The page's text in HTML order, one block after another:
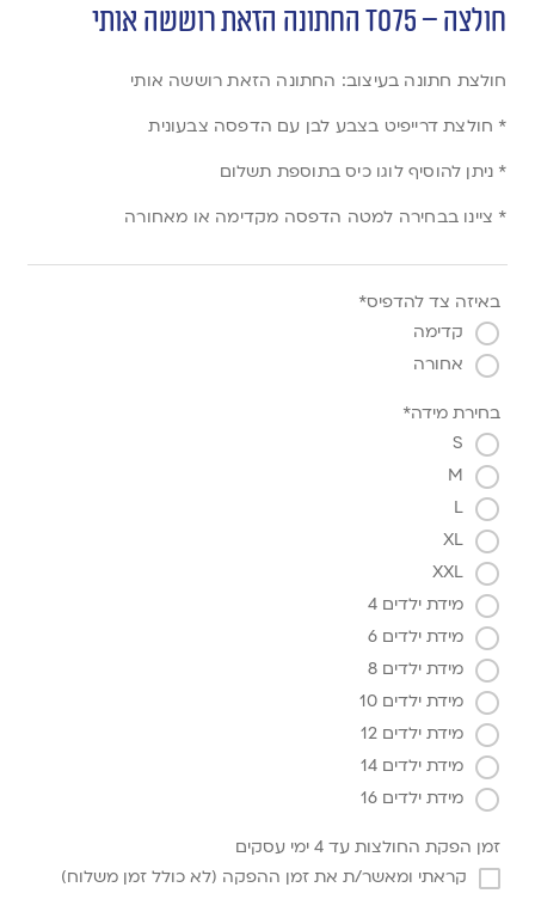
חולצה – T075 החתונה הזאת רוששה אותי
חולצת חתונה בעיצוב: החתונה הזאת רוששה אותי
* חולצת דרייפיט בצבע לבן עם הדפסה צבעונית
* ניתן להוסיף לוגו כיס בתוספת תשלום
* ציינו בבחירה למטה הדפסה מקדימה או מאחורה
באיזה צד להדפיס*
קדימה
אחורה
בחירת מידה*
S
M
L
XL
XXL
מידת ילדים 4
מידת ילדים 6
מידת ילדים 8
מידת ילדים 10
מידת ילדים 12
מידת ילדים 14
מידת ילדים 16
זמן הפקת החולצות עד 4 ימי עסקים
קראתי ומאשר/ת את זמן ההפקה (לא כולל זמן משלוח)